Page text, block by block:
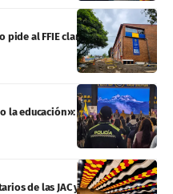
pide al FFIE claridad sobre
la educación»: el mensaje que
de las JAC y proyecta